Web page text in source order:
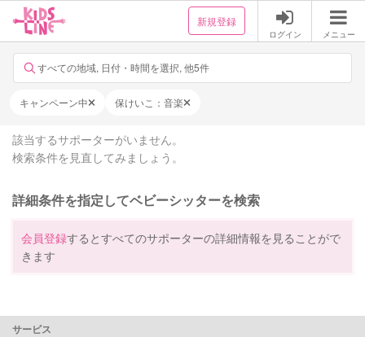
新規登録
ログイン メニュー
すべての地域, 日付・時間を選択, 他5件
キャンペーン中 保けいこ：音楽
該当するサポーターがいません。
検索条件を見直してみましょう。
詳細条件を指定してベビーシッターを検索
会員登録するとすべてのサポーターの詳細情報を見ることがで
きます
サービス